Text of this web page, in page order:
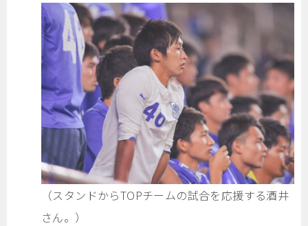
（スタンドからTOPチームの試合を応援する酒井
さん。）